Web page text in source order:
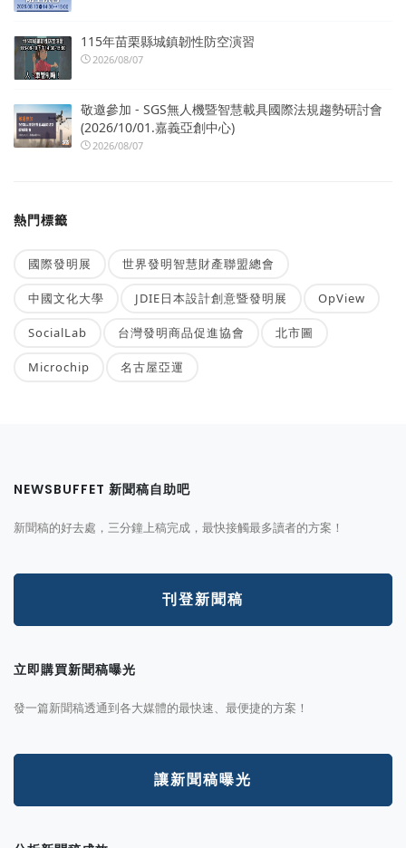
115年苗栗縣城鎮韌性防空演習
2026/08/07
敬邀參加 - SGS無人機暨智慧載具國際法規趨勢研討會
(2026/10/01.嘉義亞創中心)
2026/08/07
熱門標籤
國際發明展 世界發明智慧財產聯盟總會
中國文化大學 JDIE日本設計創意暨發明展 OpView
SocialLab 台灣發明商品促進協會 北市圖
Microchip 名古屋亞運
NEWSBUFFET 新聞稿自助吧
新聞稿的好去處，三分鐘上稿完成，最快接觸最多讀者的方案！
刊登新聞稿
立即購買新聞稿曝光
發一篇新聞稿透通到各大媒體的最快速、最便捷的方案！
讓新聞稿曝光